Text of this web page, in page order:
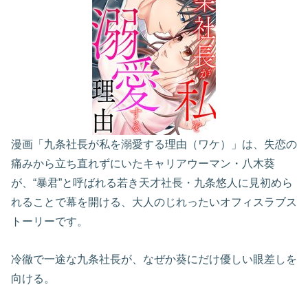
漫画「九条社長が私を溺愛する理由（ワケ）」は、失恋の
痛みから立ち直れずにいたキャリアウーマン・八木葵
が、“暴君”と呼ばれる若き天才社長・九条悠人に見初めら
れることで幕を開ける、大人のじれったいオフィスラブス
トーリーです。
冷徹で一途な九条社長が、なぜか葵にだけ優しい眼差しを
向ける。